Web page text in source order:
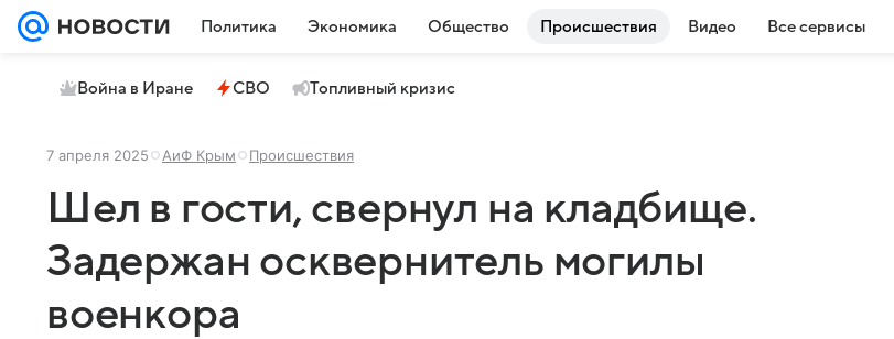
Политика Экономика Общество Происшествия Видео Все сервисы
Война в Иране СВО Топливный кризис
7 апреля 2025 АиФ Крым Происшествия
Шел в гости, свернул на кладбище.
Задержан осквернитель могилы
военкора